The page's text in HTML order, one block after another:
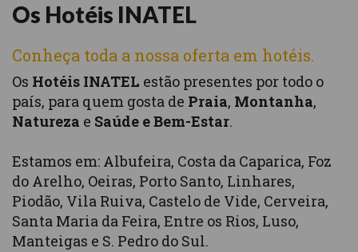
Os Hotéis INATEL
Conheça toda a nossa oferta em hotéis.
Os Hotéis INATEL estão presentes por todo o
país, para quem gosta de Praia, Montanha,
Natureza e Saúde e Bem-Estar.
Estamos em: Albufeira, Costa da Caparica, Foz
do Arelho, Oeiras, Porto Santo, Linhares,
Piodão, Vila Ruiva, Castelo de Vide, Cerveira,
Santa Maria da Feira, Entre os Rios, Luso,
Manteigas e S. Pedro do Sul.